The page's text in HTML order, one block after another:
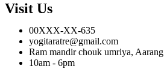
Visit Us
00XXX-XX-635
yogitaratre@gmail.com
Ram mandir chouk umriya, Aarang
10am - 6pm